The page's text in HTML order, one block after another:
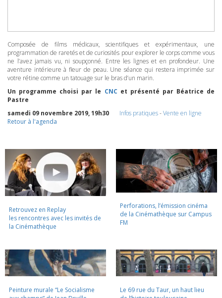
Composée de films médicaux, scientifiques et expérimentaux, une
programmation de raretés et de curiosités pour explorer le corps comme vous
ne l’avez jamais vu, ni soupçonné. Entre les lignes et en profondeur. Une
aventure intérieure à fleur de peau. Une séance qui restera imprimée sur
votre rétine comme un tatouage sur le bras d’un marin.
Un programme choisi par le CNC et présenté par Béatrice de
Pastre
samedi 09 novembre 2019, 19h30
Infos pratiques-Vente en ligne
Retour à l'agenda
Retrouvez en Replay
les rencontres avec les invités de
la Cinémathèque
Perforations, l’émission cinéma
de la Cinémathèque sur Campus
FM
Peinture murale “Le Socialisme
Le 69 rue du Taur, un haut lieu